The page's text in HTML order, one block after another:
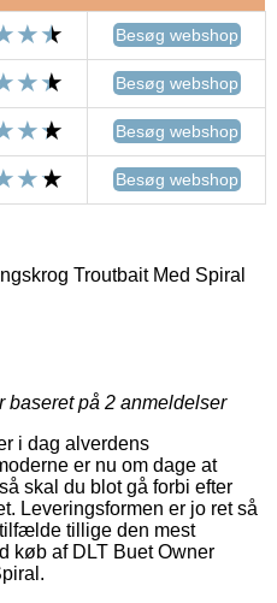
Besøg webshop
Besøg webshop
Besøg webshop
Besøg webshop
Troutbait Med Spiral
baseret på 2 anmeldelser
i dag alverdens
er nu om dage at
skal du blot gå forbi efter
Leveringsformen er jo ret så
tillige den mest
køb af DLT Buet Owner